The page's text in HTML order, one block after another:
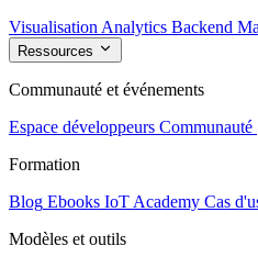
Visualisation Analytics Backend
Ressources
Communauté et événements
Espace développeurs Communauté
Formation
Blog Ebooks IoT Academy Cas
Modèles et outils